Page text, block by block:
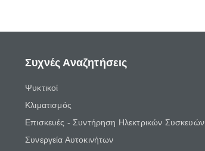
Συχνές Αναζητήσεις
Ψυκτικοί
Κλιματισμός
Επισκευές - Συντήρηση Ηλεκτρικών Συσκευών
Συνεργεία Αυτοκινήτων